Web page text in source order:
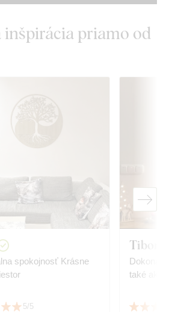
inšpirácia priamo od
spokojnosť Krásne
5/5
Tibor
také ako